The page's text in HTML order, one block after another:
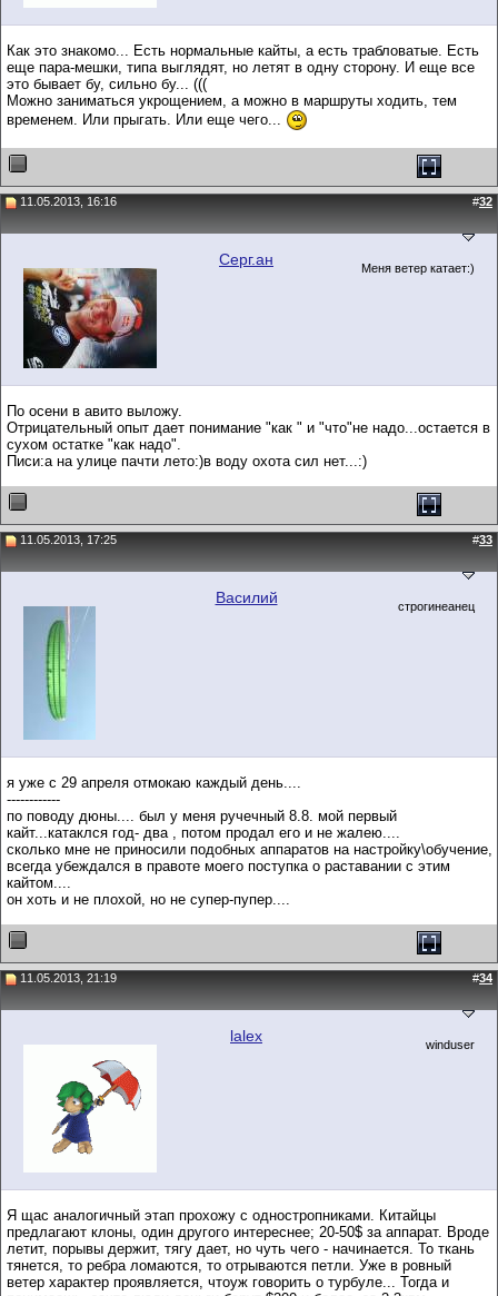
Как это знакомо... Есть нормальные кайты, а есть трабловатые. Есть
еще пара-мешки, типа выглядят, но летят в одну сторону. И еще все
это бывает бу, сильно бу... (((
Можно заниматься укрощением, а можно в маршруты ходить, тем
временем. Или прыгать. Или еще чего...
11.05.2013, 16:16 #32
Серг.ан Меня ветер катает:)
По осени в авито выложу.
Отрицательный опыт дает понимание "как " и "что"не надо...остается в
сухом остатке "как надо".
Писи:а на улице пачти лето:)в воду охота сил нет...:)
11.05.2013, 17:25 #33
Василий строгинеанец
я уже с 29 апреля отмокаю каждый день....
------------
по поводу дюны.... был у меня ручечный 8.8. мой первый
кайт...катаклся год- два , потом продал его и не жалею....
сколько мне не приносили подобных аппаратов на настройку\обучение,
всегда убеждался в правоте моего поступка о раставании с этим
кайтом....
он хоть и не плохой, но не супер-пупер....
11.05.2013, 21:19 #34
lalex winduser
Я щас аналогичный этап прохожу с одностропниками. Китайцы
предлагают клоны, один другого интереснее; 20-50$ за аппарат. Вроде
летит, порывы держит, тягу дает, но чуть чего - начинается. То ткань
тянется, то ребра ломаются, то отрываются петли. Уже в ровный
ветер характер проявляется, чтоуж говорить о турбуле... Тогда и